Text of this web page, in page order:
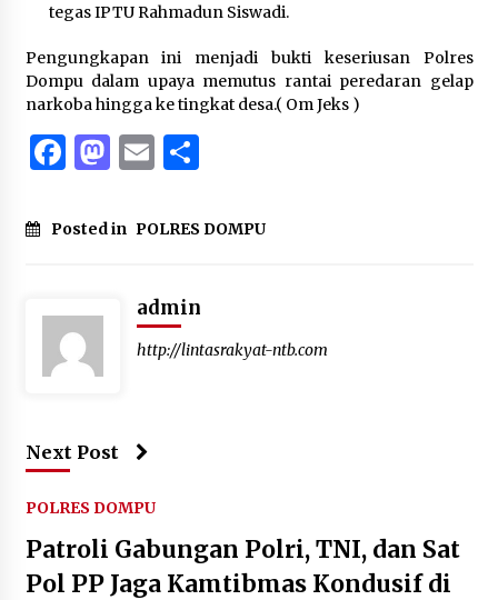
tegas IPTU Rahmadun Siswadi.
Pengungkapan ini menjadi bukti keseriusan Polres
Dompu dalam upaya memutus rantai peredaran gelap
narkoba hingga ke tingkat desa.( Om Jeks )
Facebook
Mastodon
EmailShare
Posted in POLRES DOMPU
admin
http://lintasrakyat-ntb.com
Next Post
POLRES DOMPU
Patroli Gabungan Polri, TNI, dan Sat
Pol PP Jaga Kamtibmas Kondusif di